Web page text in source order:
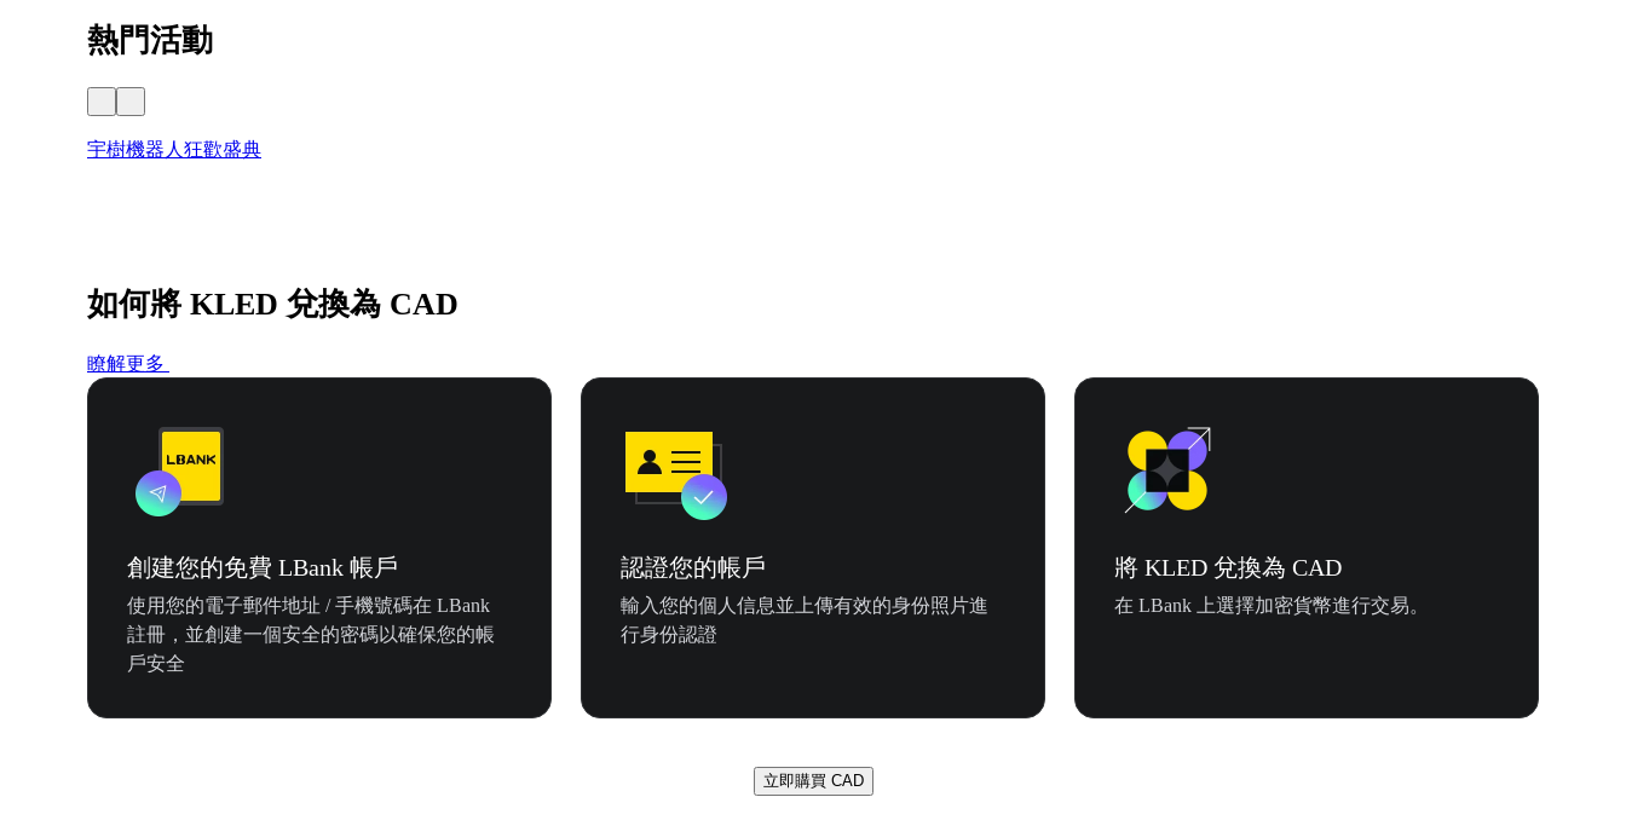
熱門活動
宇樹機器人狂歡盛典
如何將 KLED 兌換為 CAD
瞭解更多
創建您的免費 LBank 帳戶
使用您的電子郵件地址 / 手機號碼在 LBank
註冊，並創建一個安全的密碼以確保您的帳
戶安全
認證您的帳戶
輸入您的個人信息並上傳有效的身份照片進
行身份認證
將 KLED 兌換為 CAD
在 LBank 上選擇加密貨幣進行交易。
立即購買 CAD